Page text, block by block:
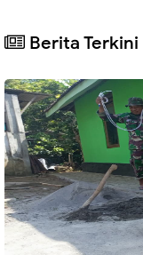
Berita Terkini